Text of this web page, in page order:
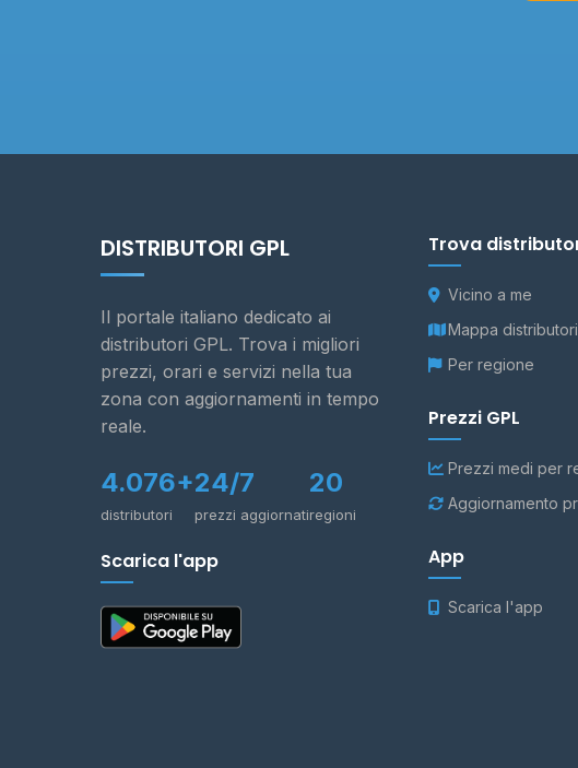
DISTRIBUTORI GPL
Il portale italiano dedicato ai
distributori GPL. Trova i migliori
prezzi, orari e servizi nella tua
zona con aggiornamenti in tempo
reale.
4.076+
distributori
24/7
prezzi aggiornati
20
regioni
Scarica l'app
Trova
Vicino a me
Mappa distributori
Per regione
Prezzi GPL
Prezzi medi per
Aggiornamento
App
Scarica l'app